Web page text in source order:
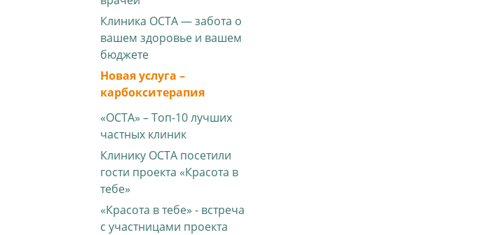
Клиника ОСТА — забота о
вашем здоровье и вашем
бюджете
Новая услуга –
карбокситерапия
«ОСТА» – Топ-10 лучших
частных клиник
Клинику ОСТА посетили
гости проекта «Красота в
тебе»
«Красота в тебе» - встреча
с участницами проекта